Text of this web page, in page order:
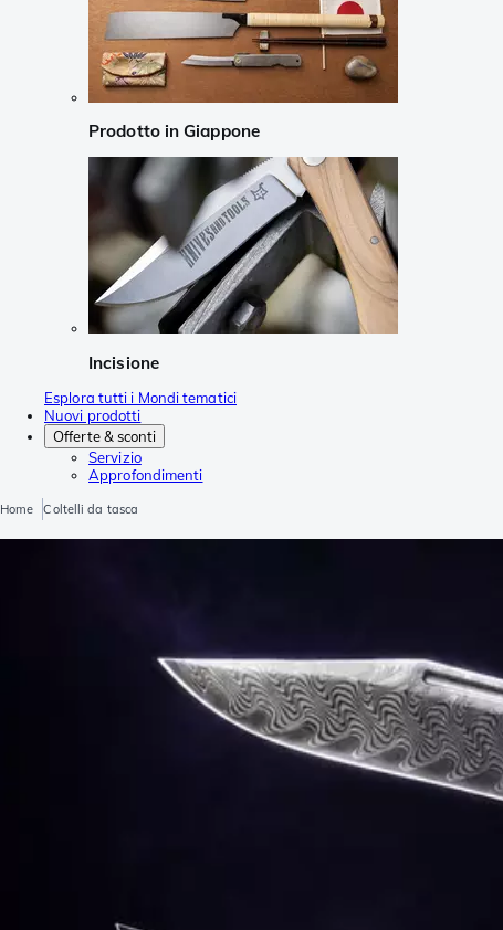
Prodotto in Giappone
Incisione
Esplora tutti i Mondi tematici
Nuovi prodotti
Offerte & sconti
Servizio
Approfondimenti
Home Coltelli da tasca